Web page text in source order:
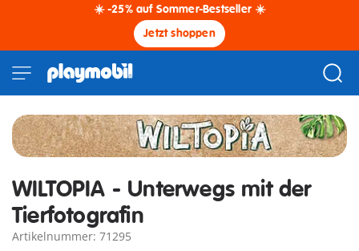
☀️ -25% auf Sommer-Bestseller ☀️
Jetzt shoppen
WILTOPIA - Unterwegs mit der
Tierfotografin
Artikelnummer: 71295